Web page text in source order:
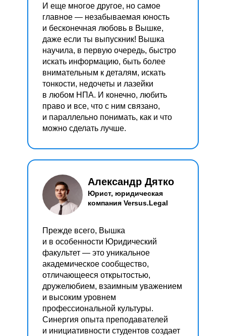
И еще многое другое, но самое
главное — незабываемая юность
и бесконечная любовь в Вышке,
даже если ты выпускник! Вышка
научила, в первую очередь, быстро
искать информацию, быть более
внимательным к деталям, искать
тонкости, недочеты и лазейки
в любом НПА. И конечно, любить
право и все, что с ним связано,
и параллельно понимать, как и что
можно сделать лучше.
Александр Дятко
Юрист, юридическая
компания Versus.Legal
Прежде всего, Вышка
и в особенности Юридический
факультет — это уникальное
академическое сообщество,
отличающееся открытостью,
дружелюбием, взаимным уважением
и высоким уровнем
профессиональной культуры.
Синергия опыта преподавателей
и инициативности студентов создает